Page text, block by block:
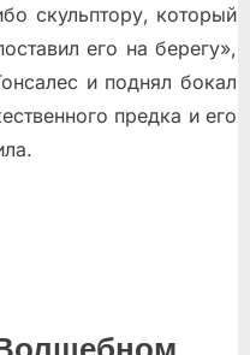
скульптору, который
его на берегу»,
и поднял бокал
предка и его